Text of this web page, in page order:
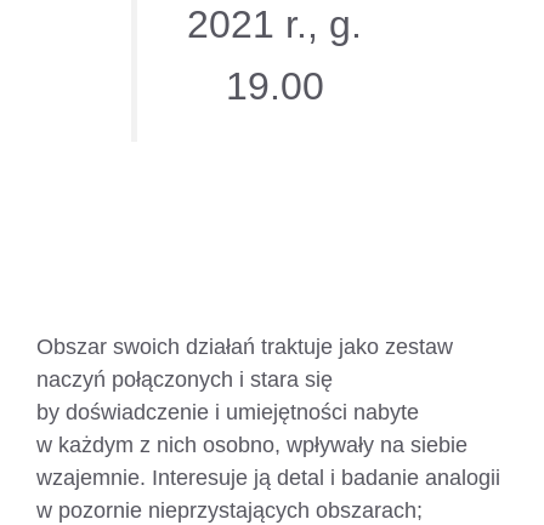
2021 r., g.
19.00
Obszar swoich działań traktuje jako zestaw
naczyń połączonych i stara się
by doświadczenie i umiejętności nabyte
w każdym z nich osobno, wpływały na siebie
wzajemnie. Interesuje ją detal i badanie analogii
w pozornie nieprzystających obszarach;